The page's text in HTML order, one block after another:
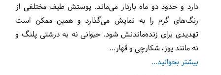
دارد و حدود دو ماه باردار می‌ماند. پوستش طیف مختلفی از
رنگ‌های گرم را به نمایش می‌گذارد و همین ممکن است
تهدیدی برای زنده‌ماندنش شود. حیوانی نه به درشتی پلنگ و
نه مانند یوز، شکارچی و قهار...
بیشتر بخوانید...